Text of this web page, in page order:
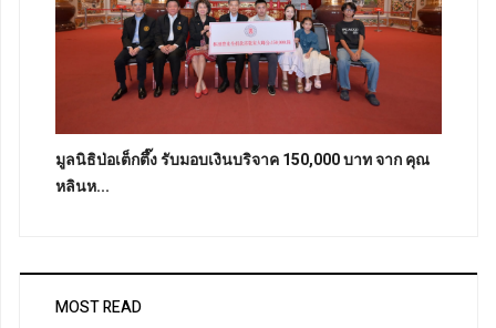
มูลนิธิป่อเต็กตึ๊ง รับมอบเงินบริจาค 150,000 บาท จาก คุณ
หลินห...
MOST READ